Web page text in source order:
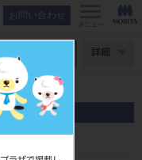
お問い合わせ
メニュー
詳細